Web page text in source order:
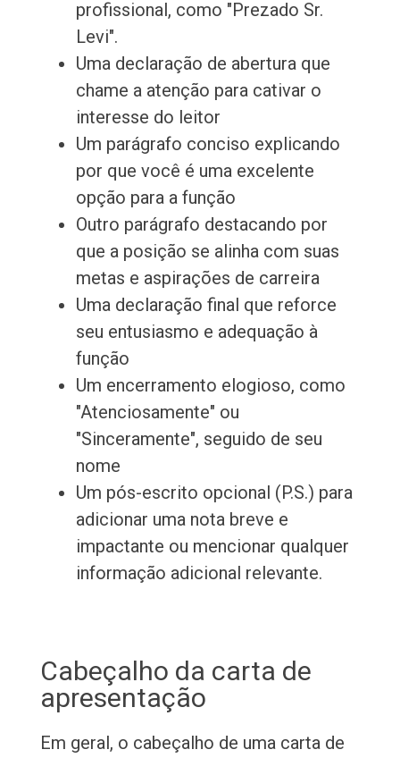
profissional, como "Prezado Sr.
Levi".
Uma declaração de abertura que
chame a atenção para cativar o
interesse do leitor
Um parágrafo conciso explicando
por que você é uma excelente
opção para a função
Outro parágrafo destacando por
que a posição se alinha com suas
metas e aspirações de carreira
Uma declaração final que reforce
seu entusiasmo e adequação à
função
Um encerramento elogioso, como
"Atenciosamente" ou
"Sinceramente", seguido de seu
nome
Um pós-escrito opcional (P.S.) para
adicionar uma nota breve e
impactante ou mencionar qualquer
informação adicional relevante.
Cabeçalho da carta de
apresentação
Em geral, o cabeçalho de uma carta de